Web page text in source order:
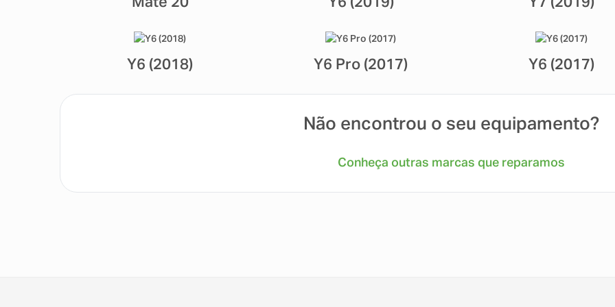
Y6 (2018) Y6 Pro (2017) Y6 (2017)
Não encontrou o seu equipamento?
Conheça outras marcas que reparamos